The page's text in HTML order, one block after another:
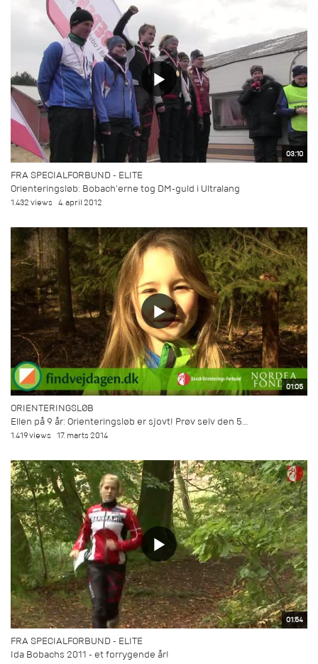
03:10
FRA SPECIALFORBUND - ELITE
Orienteringsløb: Bobach'erne tog DM-guld i Ultralang
1.432 views 4. april 2012
01:05
ORIENTERINGSLØB
Ellen på 9 år: Orienteringsløb er sjovt! Prøv selv den 5....
1.419 views 17. marts 2014
01:54
FRA SPECIALFORBUND - ELITE
Ida Bobachs 2011 - et forrygende år!